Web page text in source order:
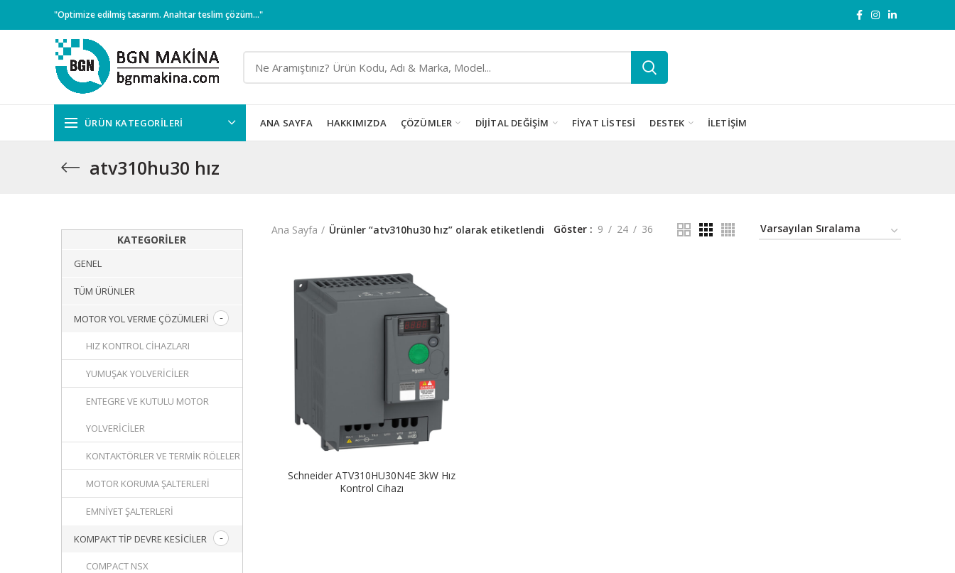
"Optimize edilmiş tasarım. Anahtar teslim çözüm..."
ÜRÜN KATEGORILERI ANA SAYFA HAKKIMIZDA ÇÖZÜMLER DIJITAL DEĞIŞIM FIYAT LISTESI DESTEK İLETIŞIM
atv310hu30 hız
KATEGORILER
GENEL
TÜM ÜRÜNLER
MOTOR YOL VERME ÇÖZÜMLERI
HIZ KONTROL CIHAZLARI
YUMUŞAK YOLVERICILER
ENTEGRE VE KUTULU MOTOR
YOLVERICILER
KONTAKTÖRLER VE TERMIK RÖLELER
MOTOR KORUMA ŞALTERLERI
EMNIYET ŞALTERLERI
KOMPAKT TIP DEVRE KESICILER
COMPACT NSX
Ana Sayfa Ürünler “atv310hu30 hız” olarak etiketlendi Göster 9 24 36
Schneider ATV310HU30N4E 3kW Hız
Kontrol Cihazı